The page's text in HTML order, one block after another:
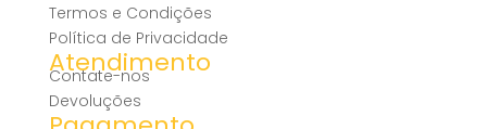
Termos e Condições
Política de Privacidade
Atendimento
Contate-nos
Devoluções